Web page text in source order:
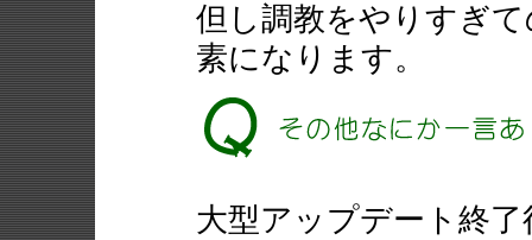
但し調教をやりすぎ
素になります。
大型アップデート終